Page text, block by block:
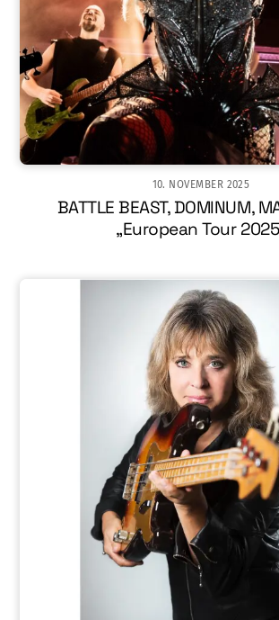
10. NOVEMBER 2025
BATTLE BEAST, DOMINUM,
„European Tour